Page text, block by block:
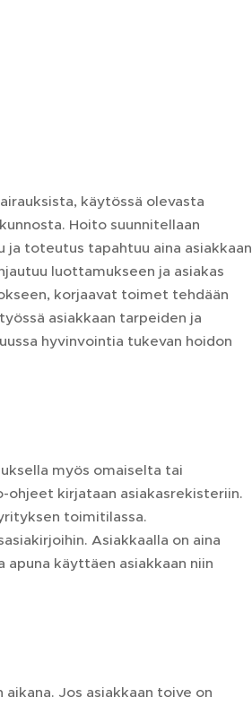
käytössä olevasta
Hoito suunnitellaan
toteutus tapahtuu aina asiakkaan
luottamukseen ja asiakas
korjaavat toimet tehdään
asiakkaan tarpeiden ja
hyvinvointia tukevan hoidon
myös omaiselta tai
kirjataan asiakasrekisteriin.
toimitilassa.
Asiakkaalla on aina
käyttäen asiakkaan niin
Jos asiakkaan toive on